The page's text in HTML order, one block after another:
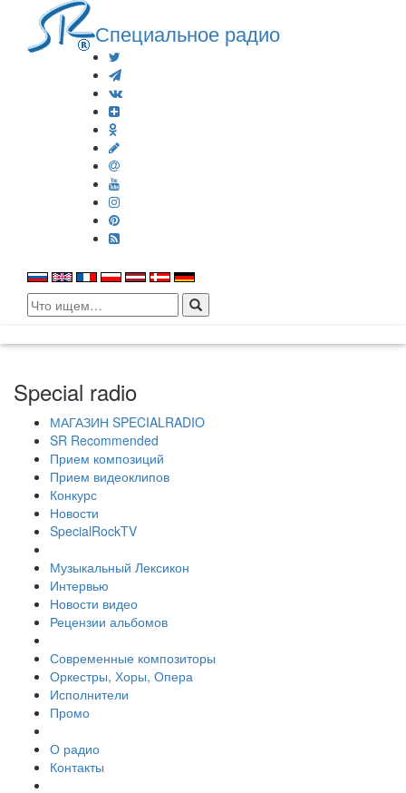
Специальное радио
Search
for:
Special radio
МАГАЗИН SPECIALRADIO
SR Recommended
Прием композиций
Прием видеоклипов
Конкурс
Новости
SpecialRockTV
Музыкальный Лексикон
Интервью
Новости видео
Рецензии альбомов
Современные композиторы
Оркестры, Хоры, Опера
Исполнители
Промо
О радио
Контакты